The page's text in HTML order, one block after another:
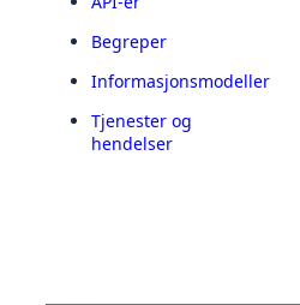
Begreper
Informasjonsmodeller
Tjenester og
hendelser